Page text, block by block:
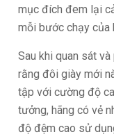
mục đích đem lại
mỗi bước chạy của
Sau khi quan sát
rằng đôi giày mới
tập với cường độ
tưởng, hãng có vẻ
độ đệm cao sử